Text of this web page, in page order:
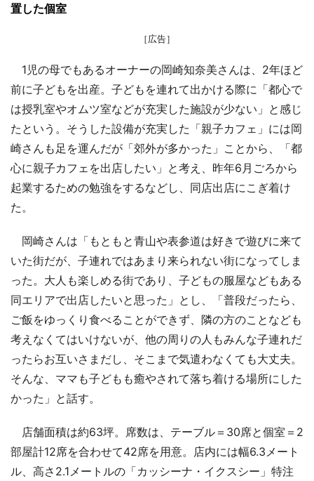
置した個室
［広告］
1児の母でもあるオーナーの岡崎知奈美さんは、2年ほど
前に子どもを出産。子どもを連れて出かける際に「都心で
は授乳室やオムツ室などが充実した施設が少ない」と感じ
たという。そうした設備が充実した「親子カフェ」には岡
崎さんも足を運んだが「郊外が多かった」ことから、「都
心に親子カフェを出店したい」と考え、昨年6月ごろから
起業するための勉強をするなどし、同店出店にこぎ着け
た。
岡崎さんは「もともと青山や表参道は好きで遊びに来て
いた街だが、子連れではあまり来られない街になってしま
った。大人も楽しめる街であり、子どもの服屋などもある
同エリアで出店したいと思った」とし、「普段だったら、
ご飯をゆっくり食べることができず、隣の方のことなども
考えなくてはいけないが、他の周りの人もみんな子連れだ
ったらお互いさまだし、そこまで気遣わなくても大丈夫。
そんな、ママも子どもも癒やされて落ち着ける場所にした
かった」と話す。
店舗面積は約63坪。席数は、テーブル＝30席と個室＝2
部屋計12席を合わせて42席を用意。店内には幅6.3メート
ル、高さ2.1メートルの「カッシーナ・イクスシー」特注